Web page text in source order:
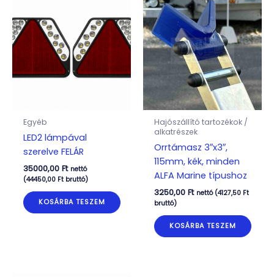
Egyéb
LED2 lámpával
szerelve FELÁR
35000,00 Ft nettó
(44450,00 Ftbruttó)
KOSÁRBA TESZEM
Hajószállító tartozékok /
alkatrészek
Orrtámasz 3″x3″,
115mm, kék, minden
ALFA Marine típushoz
3250,00 Ft nettó (4127,50 Ft
bruttó)
KOSÁRBA TESZEM